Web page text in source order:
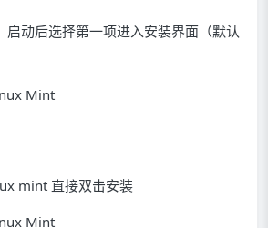
启动后选择第一项进入安装界面（默认
mint 直接双击安装